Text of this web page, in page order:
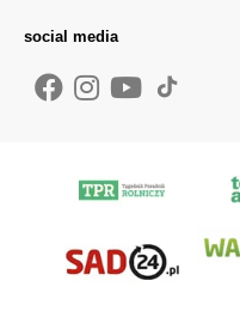
social media